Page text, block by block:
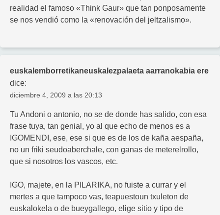
realidad el famoso «Think Gaur» que tan ponposamente
se nos vendió como la «renovación del jeltzalismo».
euskalemborretikaneuskalezpalaeta aarranokabia ere
dice:
diciembre 4, 2009 a las 20:13
Tu Andoni o antonio, no se de donde has salido, con esa
frase tuya, tan genial, yo al que echo de menos es a
IGOMENDI, ese, ese si que es de los de kaña aespaña,
no un friki seudoaberchale, con ganas de meterelrollo,
que si nosotros los vascos, etc.
IGO, majete, en la PILARIKA, no fuiste a currar y el
mertes a que tampoco vas, teapuestoun txuleton de
euskalokela o de bueygallego, elige sitio y tipo de